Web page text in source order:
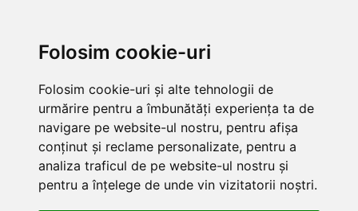
Folosim cookie-uri
Folosim cookie-uri și alte tehnologii de
urmărire pentru a îmbunătăți experiența ta de
navigare pe website-ul nostru, pentru afișa
conținut și reclame personalizate, pentru a
analiza traficul de pe website-ul nostru și
pentru a înțelege de unde vin vizitatorii noștri.